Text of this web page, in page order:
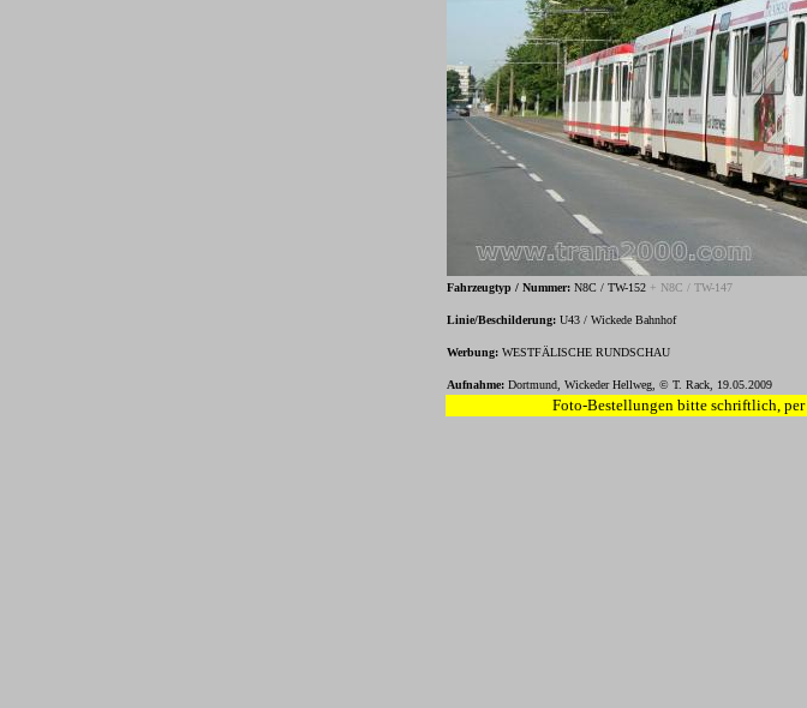
Fahrzeugtyp / Nummer: N8C / TW-152 + N8C / TW-147
Linie/Beschilderung: U43 / Wickede Bahnhof
Werbung: WESTFÄLISCHE RUNDSCHAU
Aufnahme: Dortmund, Wickeder Hellweg, © T. Rack, 19.05.2009
Foto-Bestellungen bitte schriftlich, per